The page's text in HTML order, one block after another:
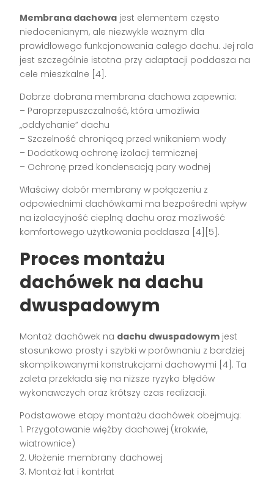
Membrana dachowa jest elementem często
niedocenianym, ale niezwykle ważnym dla
prawidłowego funkcjonowania całego dachu. Jej rola
jest szczególnie istotna przy adaptacji poddasza na
cele mieszkalne [4].
Dobrze dobrana membrana dachowa zapewnia:
– Paroprzepuszczalność, która umożliwia
„oddychanie” dachu
– Szczelność chroniącą przed wnikaniem wody
– Dodatkową ochronę izolacji termicznej
– Ochronę przed kondensacją pary wodnej
Właściwy dobór membrany w połączeniu z
odpowiednimi dachówkami ma bezpośredni wpływ
na izolacyjność cieplną dachu oraz możliwość
komfortowego użytkowania poddasza [4][5].
Proces montażu
dachówek na dachu
dwuspadowym
Montaż dachówek na dachu dwuspadowym jest
stosunkowo prosty i szybki w porównaniu z bardziej
skomplikowanymi konstrukcjami dachowymi [4]. Ta
zaleta przekłada się na niższe ryzyko błędów
wykonawczych oraz krótszy czas realizacji.
Podstawowe etapy montażu dachówek obejmują:
1. Przygotowanie więźby dachowej (krokwie,
wiatrownice)
2. Ułożenie membrany dachowej
3. Montaż łat i kontrłat